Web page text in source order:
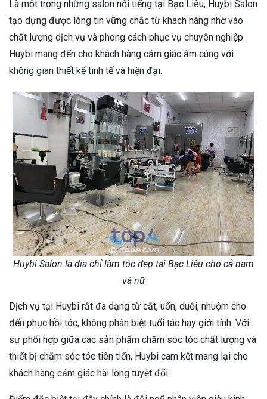
Là một trong những salon nổi tiếng tại Bạc Liêu, Huybi Salon
tạo dựng được lòng tin vững chắc từ khách hàng nhờ vào
chất lượng dịch vụ và phong cách phục vụ chuyên nghiệp.
Huybi mang đến cho khách hàng cảm giác ấm cúng với
không gian thiết kế tinh tế và hiện đại.
Huybi Salon là địa chỉ làm tóc đẹp tại Bạc Liêu cho cả nam
và nữ
Dịch vụ tại Huybi rất đa dạng từ cắt, uốn, duỗi, nhuộm cho
đến phục hồi tóc, không phân biệt tuổi tác hay giới tính. Với
sự phối hợp giữa các sản phẩm chăm sóc tóc chất lượng và
thiết bị chăm sóc tóc tiên tiến, Huybi cam kết mang lại cho
khách hàng cảm giác hài lòng tuyệt đối.